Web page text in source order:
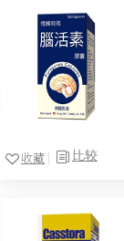
比较
收藏